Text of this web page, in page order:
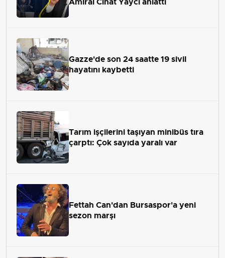
Gazze'de son 24 saatte 19 sivil
hayatını kaybetti
Tarım işçilerini taşıyan minibüs tıra
çarptı: Çok sayıda yaralı var
Fettah Can'dan Bursaspor'a yeni
sezon marşı